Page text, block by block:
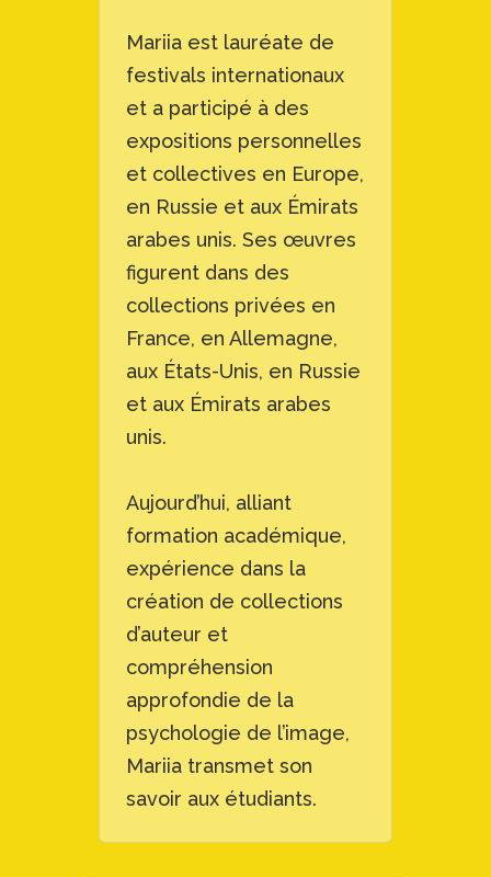
Mariia est lauréate de
festivals internationaux
et a participé à des
expositions personnelles
et collectives en Europe,
en Russie et aux Émirats
arabes unis. Ses œuvres
figurent dans des
collections privées en
France, en Allemagne,
aux États-Unis, en Russie
et aux Émirats arabes
unis.
Aujourd’hui, alliant
formation académique,
expérience dans la
création de collections
d’auteur et
compréhension
approfondie de la
psychologie de l’image,
Mariia transmet son
savoir aux étudiants.